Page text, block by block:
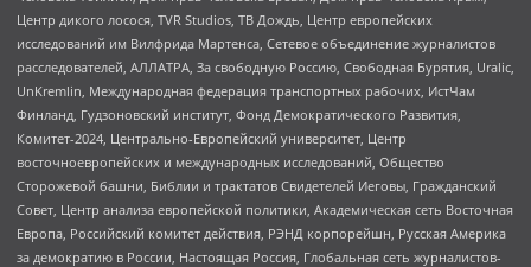
Центр дикого лосося, TVR Studios, ТВ Дождь, Центр европейских
исследований им Вилфрида Мартенса, Сетевое объединение журналистов
расследователей, АЛЛАТРА, За свободную Россию, Свободная Бурятия, Uralic,
UnKremlin, Международная федерация транспортных рабочих, ИстЧам
Финланд, Гудзоновский институт, Фонд Демократического Развития,
Комитет-2024, Центрально-Европейский университет, Центр
восточноевропейских и международных исследований, Общество
Сторожевой башни, Библии и трактатов Свидетелей Иеговы, Гражданский
Совет, Центр анализа европейской политики, Академическая сеть Восточная
Европа, Российский комитет действия, РЭНД корпорейшн, Русская Америка
за демократию в России, Настоящая Россия, Глобальная сеть журналистов-